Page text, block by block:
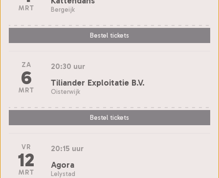
MRT Bergeijk
Bestel tickets
ZA
6
MRT
20:30 uur
Tiliander Exploitatie B.V.
Oisterwijk
Bestel tickets
VR
12
MRT
20:15 uur
Agora
Lelystad